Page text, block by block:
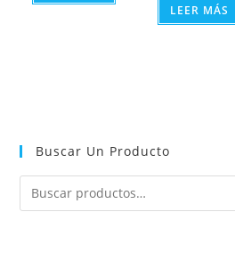
LEER MÁS
Buscar Un Producto